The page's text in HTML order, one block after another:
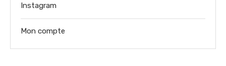
Instagram
Mon compte